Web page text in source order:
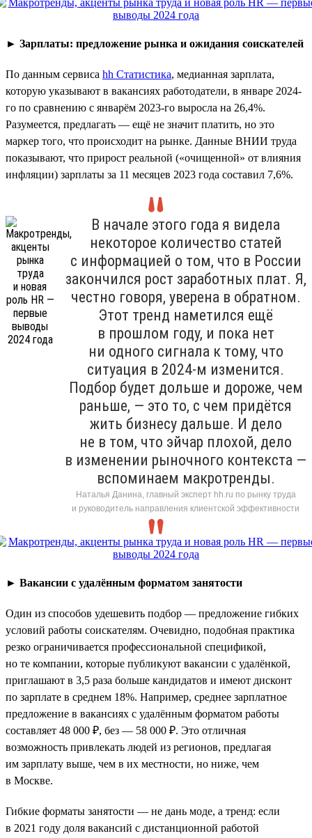
► Зарплаты: предложение рынка и ожидания соискателей
По данным сервиса hh Статистика, медианная зарплата,
которую указывают в вакансиях работодатели, в январе 2024-
го по сравнению с январём 2023-го выросла на 26,4%.
Разумеется, предлагать — ещё не значит платить, но это
маркер того, что происходит на рынке. Данные ВНИИ труда
показывают, что прирост реальной («очищенной» от влияния
инфляции) зарплаты за 11 месяцев 2023 года составил 7,6%.
В начале этого года я видела
некоторое количество статей
с информацией о том, что в России
закончился рост заработных плат. Я,
честно говоря, уверена в обратном.
Этот тренд наметился ещё
в прошлом году, и пока нет
ни одного сигнала к тому, что
ситуация в 2024-м изменится.
Подбор будет дольше и дороже, чем
раньше, — это то, с чем придётся
жить бизнесу дальше. И дело
не в том, что эйчар плохой, дело
в изменении рыночного контекста —
вспоминаем макротренды.
Наталья Данина, главный эксперт hh.ru по рынку труда
и руководитель направления клиентской эффективности
► Вакансии с удалённым форматом занятости
Один из способов удешевить подбор — предложение гибких
условий работы соискателям. Очевидно, подобная практика
резко ограничивается профессиональной спецификой,
но те компании, которые публикуют вакансии с удалёнкой,
приглашают в 3,5 раза больше кандидатов и имеют дисконт
по зарплате в среднем 18%. Например, среднее зарплатное
предложение в вакансиях с удалённым форматом работы
составляет 48 000 ₽, без — 58 000 ₽. Это отличная
возможность привлекать людей из регионов, предлагая
им зарплату выше, чем в их местности, но ниже, чем
в Москве.
Гибкие форматы занятости — не дань моде, а тренд: если
в 2021 году доля вакансий с дистанционной работой